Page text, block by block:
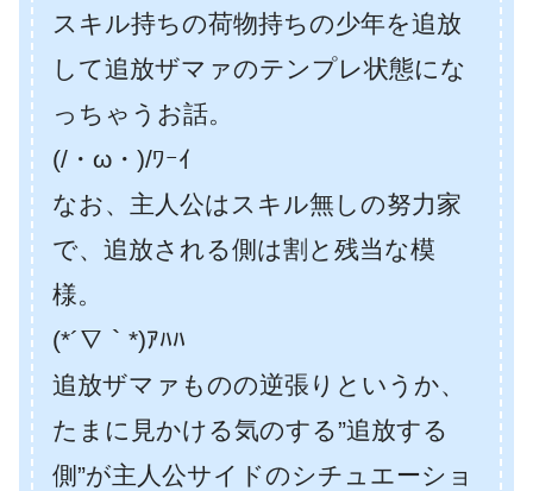
スキル持ちの荷物持ちの少年を追放
して追放ザマァのテンプレ状態にな
っちゃうお話。
(/・ω・)/ﾜｰｲ
なお、主人公はスキル無しの努力家
で、追放される側は割と残当な模
様。
(*´∇｀*)ｱﾊﾊ
追放ザマァものの逆張りというか、
たまに見かける気のする”追放する
側”が主人公サイドのシチュエーショ